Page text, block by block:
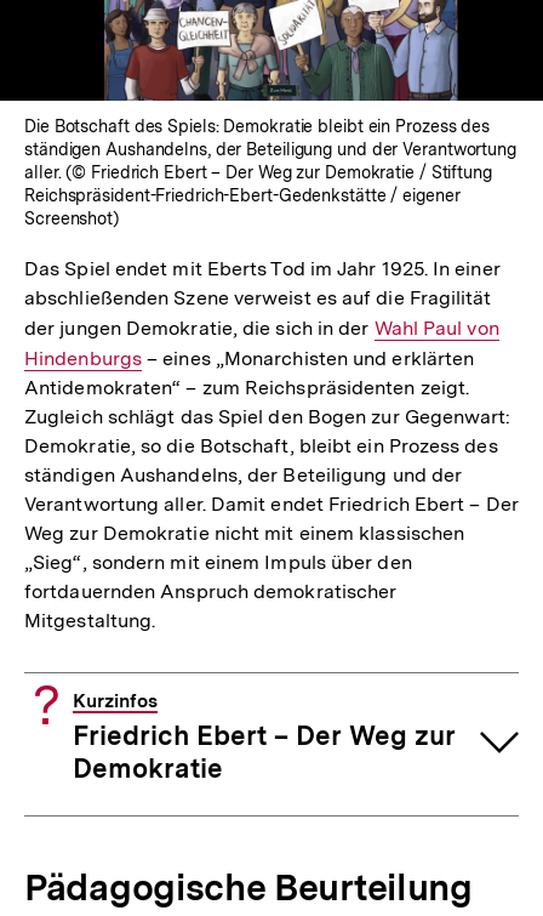
In
Lightbox
öffnen
Die Botschaft des Spiels: Demokratie bleibt ein Prozess des
ständigen Aushandelns, der Beteiligung und der Verantwortung
aller. (© Friedrich Ebert – Der Weg zur Demokratie / Stiftung
Reichspräsident-Friedrich-Ebert-Gedenkstätte / eigener
Screenshot)
Das Spiel endet mit Eberts Tod im Jahr 1925. In einer
abschließenden Szene verweist es auf die Fragilität
der jungen Demokratie, die sich in der Interner
Link:
Wahl Paul von
Hindenburgs – eines „Monarchisten und erklärten
Antidemokraten“ – zum Reichspräsidenten zeigt.
Zugleich schlägt das Spiel den Bogen zur Gegenwart:
Demokratie, so die Botschaft, bleibt ein Prozess des
ständigen Aushandelns, der Beteiligung und der
Verantwortung aller. Damit endet Friedrich Ebert – Der
Weg zur Demokratie nicht mit einem klassischen
„Sieg“, sondern mit einem Impuls über den
fortdauernden Anspruch demokratischer
Mitgestaltung.
Kurzinfos
Friedrich Ebert – Der Weg zur
Demokratie
Pädagogische Beurteilung